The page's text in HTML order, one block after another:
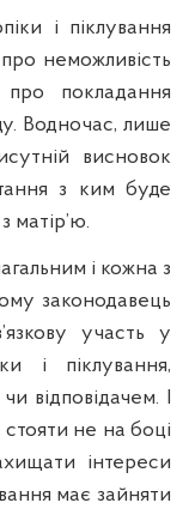
і піклування
неможливість
покладання
Водночас, лише
висновок
з ким буде
матір’ю.
і кожна з
законодавець
участь у
і піклування,
відповідачем. І
стояти не на боці
інтереси
має зайняти